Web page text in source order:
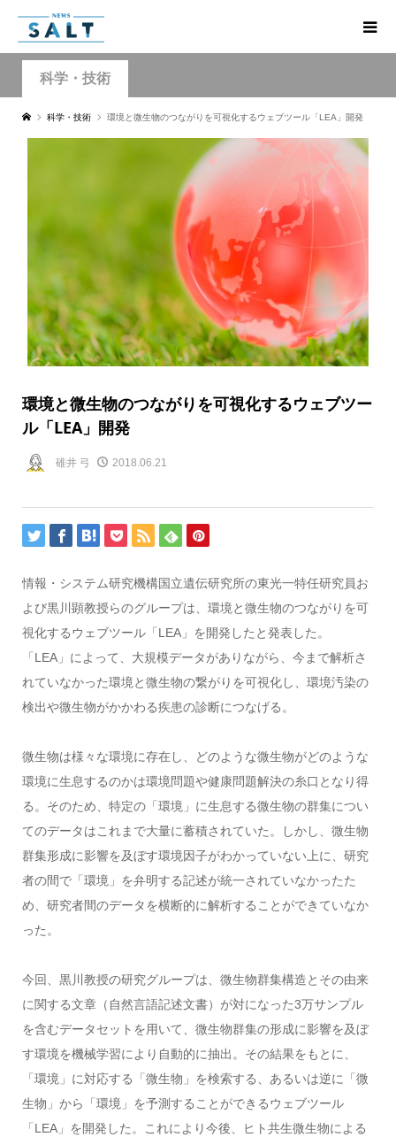
科学・技術
科学・技術 環境と微生物のつながりを可視化するウェブツール「LEA」開発
環境と微生物のつながりを可視化するウェブツー
ル「LEA」開発
碓井 弓 2018.06.21
情報・システム研究機構国立遺伝研究所の東光一特任研究員お
よび黒川顕教授らのグループは、環境と微生物のつながりを可
視化するウェブツール「LEA」を開発したと発表した。
「LEA」によって、大規模データがありながら、今まで解析さ
れていなかった環境と微生物の繋がりを可視化し、環境汚染の
検出や微生物がかかわる疾患の診断につなげる。
微生物は様々な環境に存在し、どのような微生物がどのような
環境に生息するのかは環境問題や健康問題解決の糸口となり得
る。そのため、特定の「環境」に生息する微生物の群集につい
てのデータはこれまで大量に蓄積されていた。しかし、微生物
群集形成に影響を及ぼす環境因子がわかっていない上に、研究
者の間で「環境」を弁明する記述が統一されていなかったた
め、研究者間のデータを横断的に解析することができていなか
った。
今回、黒川教授の研究グループは、微生物群集構造とその由来
に関する文章（自然言語記述文書）が対になった3万サンプル
を含むデータセットを用いて、微生物群集の形成に影響を及ぼ
す環境を機械学習により自動的に抽出。その結果をもとに、
「環境」に対応する「微生物」を検索する、あるいは逆に「微
生物」から「環境」を予測することができるウェブツール
「LEA」を開発した。これにより今後、ヒト共生微生物による